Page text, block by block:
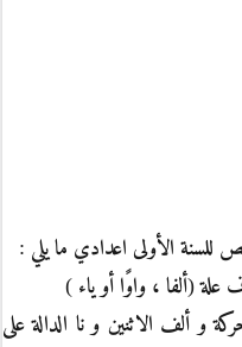
الأولى اعدادي ما يلي :
(ألفا ، واوًا أو ياء )
و ألف الاثنين و نا الدالة على